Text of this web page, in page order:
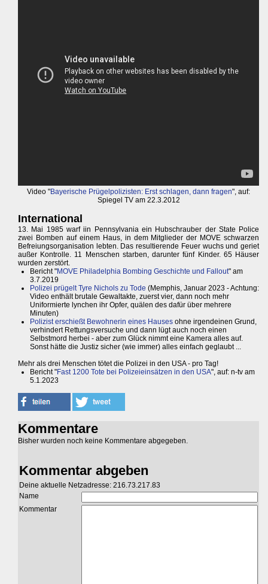
Video "Bayerische Prügelpolizisten: Erst schlagen, dann fragen", auf:
Spiegel TV am 22.3.2012
International
13. Mai 1985 warf iin Pennsylvania ein Hubschrauber der State Police
zwei Bomben auf einem Haus, in dem Mitglieder der MOVE schwarzen
Befreiungsorganisation lebten. Das resultierende Feuer wuchs und geriet
außer Kontrolle. 11 Menschen starben, darunter fünf Kinder. 65 Häuser
wurden zerstört.
Bericht "MOVE Philadelphia Bombing Geschichte und Fallout" am
3.7.2019
Polizei prügelt Tyre Nichols zu Tode (Memphis, Januar 2023 - Achtung:
Video enthält brutale Gewaltakte, zuerst vier, dann noch mehr
Uniformierte lynchen ihr Opfer, quälen des dafür über mehrere
Minuten)
Polizist erschießt Bewohnerin eines Hauses ohne irgendeinen Grund,
verhindert Rettungsversuche und dann lügt auch noch einen
Selbstmord herbei - aber zum Glück nimmt eine Kamera alles auf.
Sonst hätte die Justiz sicher (wie immer) alles einfach geglaubt ...
Mehr als drei Menschen tötet die Polizei in den USA - pro Tag!
Bericht "Fast 1200 Tote bei Polizeieinsätzen in den USA", auf: n-tv am
5.1.2023
Kommentare
Bisher wurden noch keine Kommentare abgegeben.
Kommentar abgeben
Deine aktuelle Netzadresse: 216.73.217.83
Name
Kommentar